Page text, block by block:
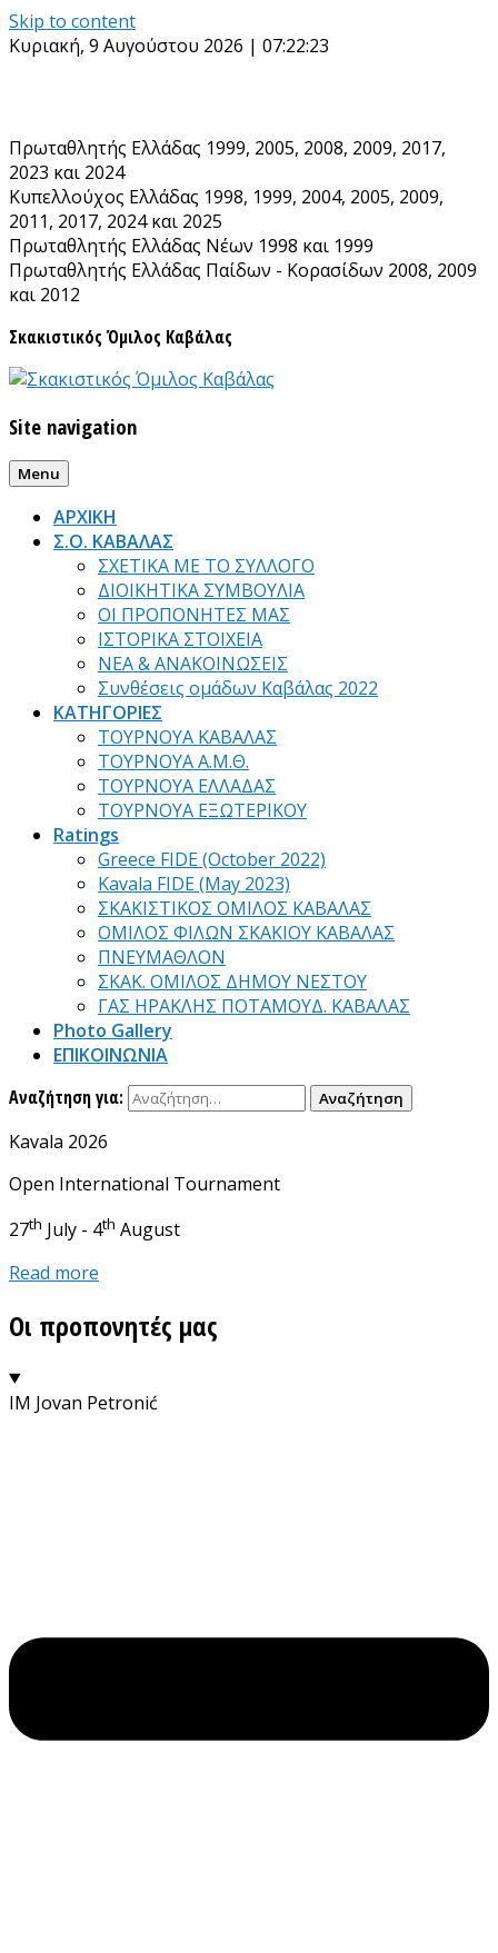
Skip to content
Κυριακή, 9 Αυγούστου 2026 | 07:22:24
Πρωταθλητής Ελλάδας 1999, 2005, 2008, 2009, 2017,
2023 και 2024
Κυπελλούχος Ελλάδας 1998, 1999, 2004, 2005, 2009,
2011, 2017, 2024 και 2025
Πρωταθλητής Ελλάδας Νέων 1998 και 1999
Πρωταθλητής Ελλάδας Παίδων - Κορασίδων 2008, 2009
και 2012
Σκακιστικός Όμιλος Καβάλας
Site navigation
Menu
ΑΡΧΙΚΗ
Σ.Ο. ΚΑΒΑΛΑΣ
ΣΧΕΤΙΚΑ ΜΕ ΤΟ ΣΥΛΛΟΓΟ
ΔΙΟΙΚΗΤΙΚΑ ΣΥΜΒΟΥΛΙΑ
ΟΙ ΠΡΟΠΟΝΗΤΕΣ ΜΑΣ
ΙΣΤΟΡΙΚΑ ΣΤΟΙΧΕΙΑ
ΝΕΑ & ΑΝΑΚΟΙΝΩΣΕΙΣ
Συνθέσεις ομάδων Καβάλας 2022
ΚΑΤΗΓΟΡΙΕΣ
ΤΟΥΡΝΟΥΑ ΚΑΒΑΛΑΣ
ΤΟΥΡΝΟΥΑ Α.Μ.Θ.
ΤΟΥΡΝΟΥΑ ΕΛΛΑΔΑΣ
ΤΟΥΡΝΟΥΑ ΕΞΩΤΕΡΙΚΟΥ
Ratings
Greece FIDE (October 2022)
Kavala FIDE (May 2023)
ΣΚΑΚΙΣΤΙΚΟΣ ΟΜΙΛΟΣ ΚΑΒΑΛΑΣ
ΟΜΙΛΟΣ ΦΙΛΩΝ ΣΚΑΚΙΟΥ ΚΑΒΑΛΑΣ
ΠΝΕΥΜΑΘΛΟΝ
ΣΚΑΚ. ΟΜΙΛΟΣ ΔΗΜΟΥ ΝΕΣΤΟΥ
ΓΑΣ ΗΡΑΚΛΗΣ ΠΟΤΑΜΟΥΔ. ΚΑΒΑΛΑΣ
Photo Gallery
ΕΠΙΚΟΙΝΩΝΙΑ
Αναζήτηση για:
Kavala 2026
Open International Tournament
27th July - 4th August
Read more
Οι προπονητές μας
ΙΜ Jovan Petronić